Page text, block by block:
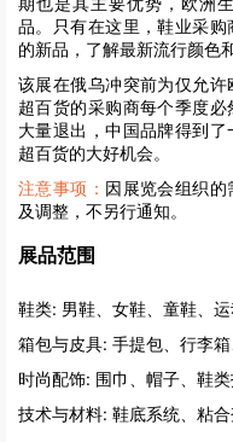
品。只有在这里，鞋业采
的新品，了解最新流行颜色
该展在俄乌冲突前为仅允
超百货的采购商每个季度
大量退出，中国品牌得到
超百货的大好机会。
注意事项： 因展览会组织
及调整，不另行通知。
展品范围
鞋类: 男鞋、女鞋、童鞋、
箱包与皮具: 手提包、行李箱
时尚配饰: 围巾、帽子、鞋类
技术与材料: 鞋底系统、粘